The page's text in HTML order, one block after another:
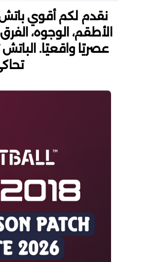
نقدم لكم أقوي
الأطقم، الوجوه،